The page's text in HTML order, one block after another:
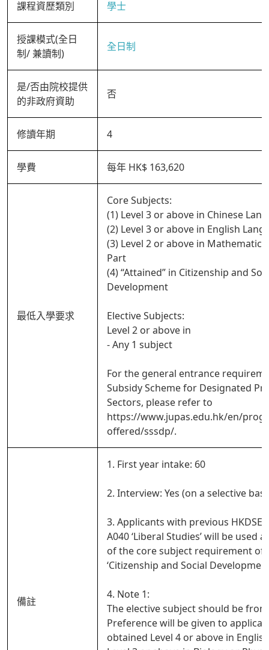
課程資歷類別 學士
授課模式(全日
制/ 兼讀制)
全日制
是/否由院校提供
的非政府資助
否
修讀年期 4
學費 每年 HK$ 163,620
最低入學要求
Core Subjects:
(1) Level 3 or above in Chinese
(2) Level 3 or above in English
(3) Level 2 or above in
Part
(4) “Attained” in Citizenship and
Development
Elective Subjects:
Level 2 or above in
- Any 1 subject
For the general entrance
Subsidy Scheme for Designated
Sectors, please refer to
https://www.jupas.edu.hk/en/
offered/sssdp/.
備註
1. First year intake: 60
2. Interview: Yes (on a selective
3. Applicants with previous HKDSE
A040 ‘Liberal Studies’ will be used
of the core subject requirement of
‘Citizenship and Social
4. Note 1:
The elective subject should be
Preference will be given to
obtained Level 4 or above in